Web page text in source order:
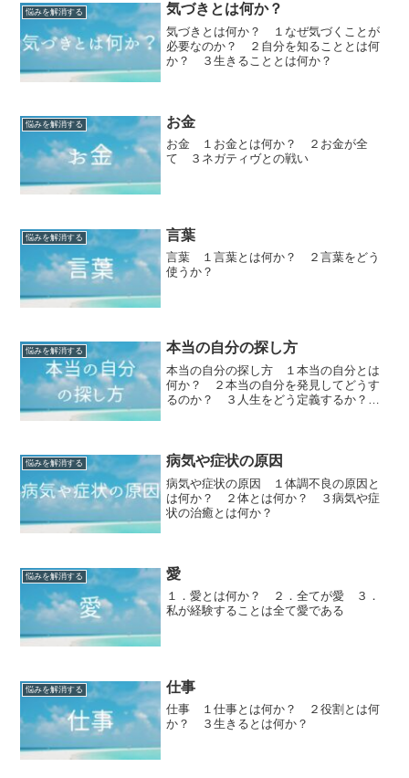
悩みを解消する 気づきとは何か？
気づきとは何か？ １なぜ気づくことが
必要なのか？ ２自分を知ることとは何
か？ ３生きることとは何か？
悩みを解消する お金
お金 １お金とは何か？ ２お金が全
て ３ネガティヴとの戦い
悩みを解消する 言葉
言葉 １言葉とは何か？ ２言葉をどう
使うか？
悩みを解消する 本当の自分の探し方
本当の自分の探し方 １本当の自分とは
何か？ ２本当の自分を発見してどうす
るのか？ ３人生をどう定義するか？
悩みを解消する 病気や症状の原因
病気や症状の原因 １体調不良の原因と
は何か？ ２体とは何か？ ３病気や症
状の治癒とは何か？
悩みを解消する 愛
１．愛とは何か？ ２．全てが愛 ３．
私が経験することは全て愛である
悩みを解消する 仕事
仕事 １仕事とは何か？ ２役割とは何
か？ ３生きるとは何か？